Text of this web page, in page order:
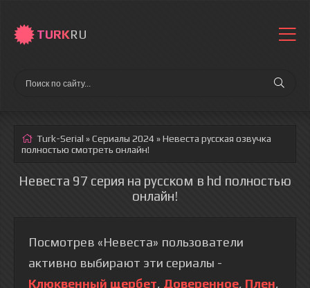
TURKRU
Turk-Serial »Сериалы 2024 » Невеста русская озвучка
полностью смотреть онлайн!
Невеста 97 серия на русском в hd полностью
онлайн!
Посмотрев «Невеста» пользователи
активно выбирают эти сериалы -
Клюквенный щербет, Доверенное, Плен,